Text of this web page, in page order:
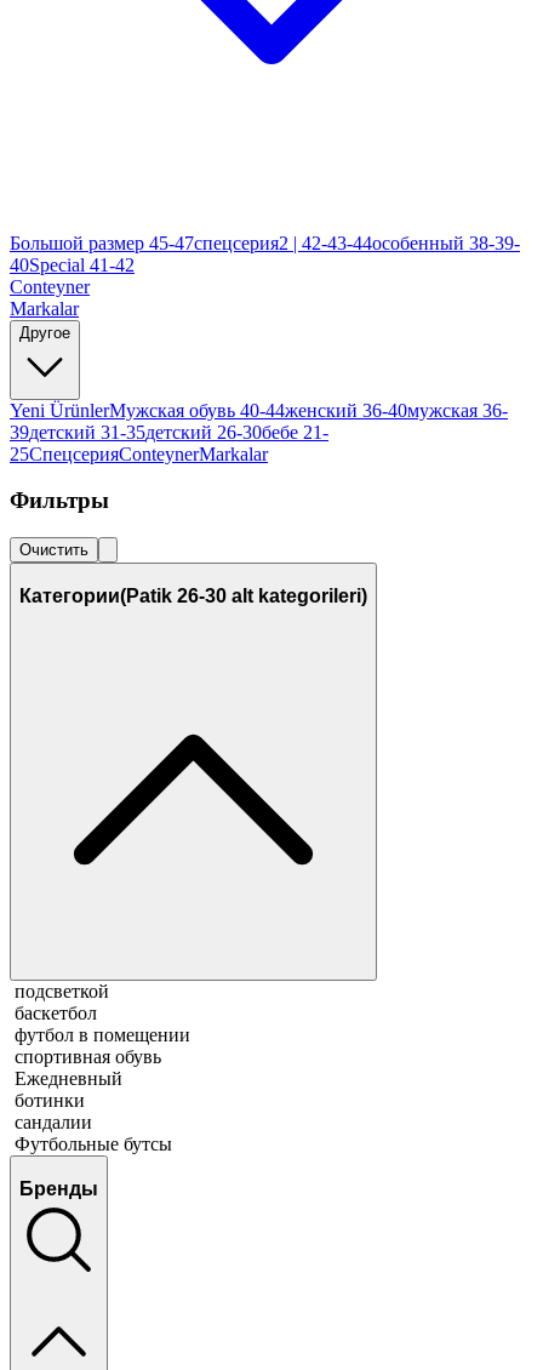
Большой размер 45-47спецсерия2 | 42-43-44особенный 38-39-
40Special 41-42
Conteyner
Markalar
Другое
Yeni ÜrünlerМужская обувь 40-44женский 36-40мужская 36-
39детский 31-35детский 26-30бебе 21-
25СпецсерияConteynerMarkalar
Фильтры
Очистить
Категории(Patik 26-30 alt kategorileri)
подсветкой
баскетбол
футбол в помещении
спортивная обувь
Ежедневный
ботинки
сандалии
Футбольные бутсы
Бренды